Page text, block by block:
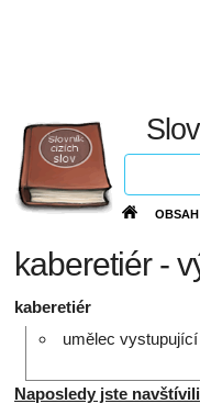
kaberetiér -
kaberetiér
umělec
Naposledy jste navštívili